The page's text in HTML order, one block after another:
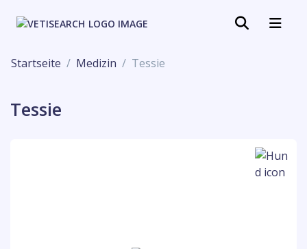
Startseite Medizin Tessie
Tessie